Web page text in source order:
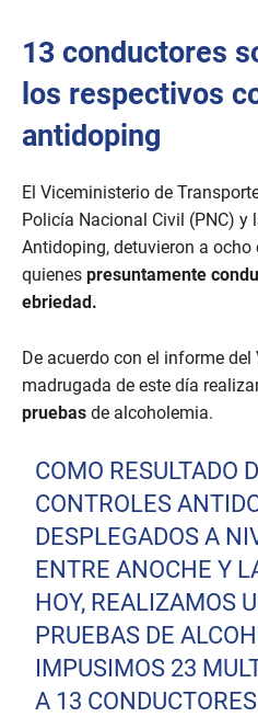
13 conductores
los respectivos
antidoping
El Viceministerio de
Policía Nacional Civil (PNC) y
Antidoping, detuvieron a ocho
quienes presuntamente
ebriedad.
De acuerdo con el informe
madrugada de este día
pruebas de alcoholemia.
COMO RESULTADO
CONTROLES
DESPLEGADOS A
ENTRE ANOCHE Y
HOY, REALIZAMOS
PRUEBAS DE
IMPUSIMOS 23
A 13